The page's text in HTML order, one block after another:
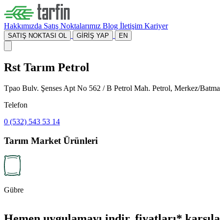
Hakkımızda Satış Noktalarımız Blog İletişim Kariyer
SATIŞ NOKTASI OL GİRİŞ YAP EN
Rst Tarım Petrol
Tpao Bulv. Şenses Apt No 562 / B Petrol Mah. Petrol, Merkez/
Telefon
0 (532) 543 53 14
Tarım Market Ürünleri
Gübre